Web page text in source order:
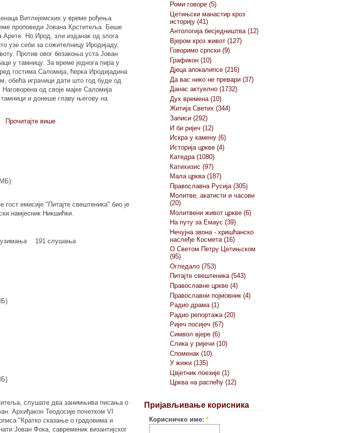
Витлејемских у време рођења
проповеди Јована Крститеља. Беше
Арете. Но Ирод, зли изданак од злога
узе себи за сожителницу Иродијаду,
Против овог безакоња уста Јован
у тамницу. За време једнога пира у
гостима Саломија, ћерка Иродијадина
обећа играчици дати што год буде од
од своје мајке Саломија
и донеше главу његову на
Прочитајте више
МБ)
емисије "Питајте свештеника" био је
намјесник Никшићки.
191 слушања
слушате два занимњива писања о
Архиђакон Теодосије почетком VI
"Кратко сказање о градовима и
Јован Фока, савременик византијског
Роми говоре (5)
Цетињски манастир кроз
историју (41)
Антологија бесједништва (12)
Вјером кроз живот (127)
Говоримо српски (9)
Графикон (10)
Дјеца апокалипсе (216)
Да вас нико не превари (37)
Данас актуелно (1732)
Дух времена (10)
Житија Светих (344)
Записи (292)
И би ријеч (12)
Искра у камену (6)
Историја цркве (4)
Катедра (1080)
Катихизис (97)
Мала црква (187)
Православна Русија (305)
Молитве, акатисти и часови
(20)
Молитвени живот цркве (6)
На путу за Емаус (39)
Нечујна звона - хришћанско
наслеђе Космета (16)
О Светом Петру Цетињском
(95)
Огледало (753)
Питајте свештеника (543)
Православне цркве (4)
Православни појмовник (4)
Радио драма (1)
Радио репортажа (20)
Ријеч посијеч (67)
Символ вјере (6)
Слика у ријечи (10)
Споменак (10)
У жижи (135)
Цвјетник поезије (1)
Црква на распећу (12)
Пријављивање корисника
Корисничко име: *